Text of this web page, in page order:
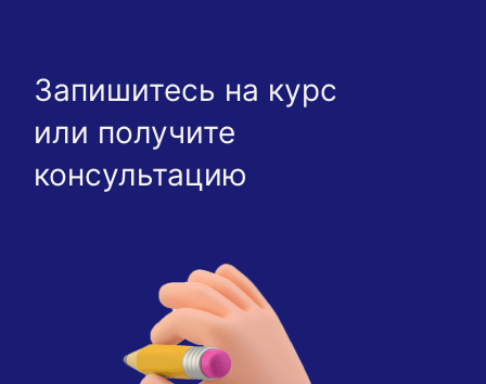
Запишитесь на курс
или получите
консультацию